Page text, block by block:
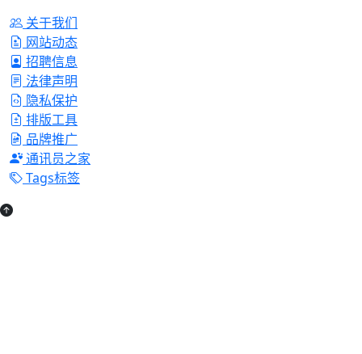
关于我们
网站动态
招聘信息
法律声明
隐私保护
排版工具
品牌推广
通讯员之家
Tags标签